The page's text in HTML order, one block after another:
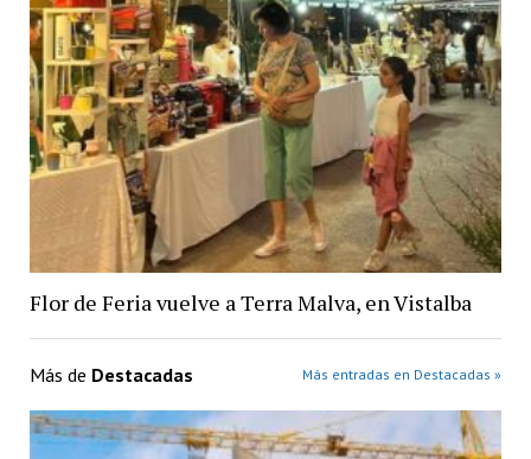
Flor de Feria vuelve a Terra Malva, en Vistalba
Más de Destacadas Más entradas en Destacadas »